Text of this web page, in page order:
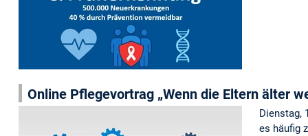
Online Pflegevortrag „Wenn die Eltern älter
Dienstag,
es häufig